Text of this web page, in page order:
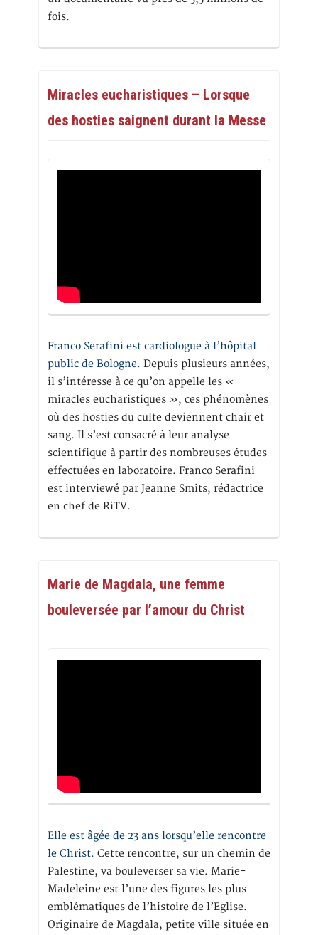
fois.
Miracles eucharistiques – Lorsque
des hosties saignent durant la Messe
Franco Serafini est cardiologue à l’hôpital
public de Bologne. Depuis plusieurs années,
il s’intéresse à ce qu’on appelle les «
miracles eucharistiques », ces phénomènes
où des hosties du culte deviennent chair et
sang. Il s’est consacré à leur analyse
scientifique à partir des nombreuses études
effectuées en laboratoire. Franco Serafini
est interviewé par Jeanne Smits, rédactrice
en chef de RiTV.
Marie de Magdala, une femme
bouleversée par l’amour du Christ
Elle est âgée de 23 ans lorsqu’elle rencontre
le Christ. Cette rencontre, sur un chemin de
Palestine, va bouleverser sa vie. Marie-
Madeleine est l’une des figures les plus
emblématiques de l’histoire de l’Eglise.
Originaire de Magdala, petite ville située en